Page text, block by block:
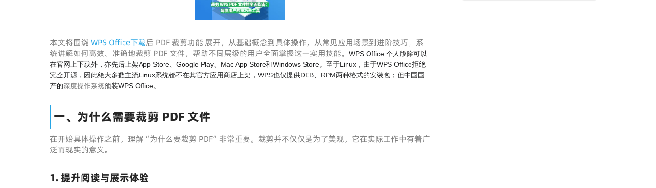
本文将围绕 WPS Office下载后 PDF 裁剪功能 展开，从基础概念到具体操作，从常见应用场景到进阶技巧，系
统讲解如何高效、准确地裁剪 PDF 文件，帮助不同层级的用户全面掌握这一实用技能。
WPS Office 个人版除可以
在官网上下载外，亦先后上架App Store、Google Play、Mac App Store和Windows Store。至于Linux，由于WPS Office拒绝
完全开源，因此绝大多数主流Linux系统都不在其官方应用商店上架，WPS也仅提供DEB、RPM两种格式的安装包；但中国国
产的深度操作系统预装WPS Office。
一、为什么需要裁剪 PDF 文件
在开始具体操作之前，理解“为什么要裁剪 PDF”非常重要。裁剪并不仅仅是为了美观，它在实际工作中有着广
泛而现实的意义。
1. 提升阅读与展示体验